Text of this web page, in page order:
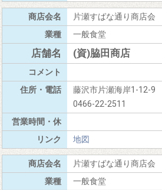
片瀬すばな通り商店会
一般食堂
(資)脇田商店
藤沢市片瀬海岸1-12-9
0466-22-2511
地図
片瀬すばな通り商店会
一般食堂